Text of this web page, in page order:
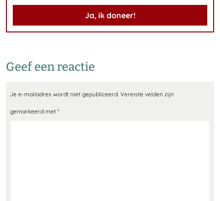
Ja, ik doneer!
Geef een reactie
Je e-mailadres wordt niet gepubliceerd. Vereiste velden zijn
gemarkeerd met *